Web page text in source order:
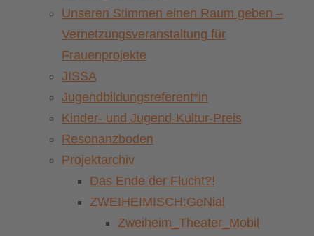
Unseren Stimmen einen Raum geben –
Vernetzungsveranstaltung für
Frauenprojekte
JISSA
Jugendbildungsreferent*in
Kinder- und Jugend-Kultur-Preis
Resonanzboden
Projektarchiv
Das Ende der Flucht?!
ZWEIHEIMISCH:GeNial
Zweiheim_Theater_Mobil